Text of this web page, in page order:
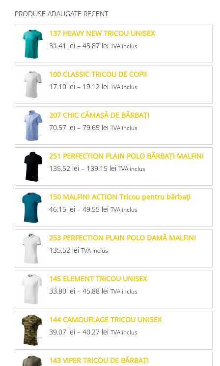
PRODUSE ADAUGATE RECENT
137 HEAVY NEW TRICOU UNISEX
31.41 lei – 45.87 lei TVA inclus
100 CLASSIC TRICOU DE COPII
17.10 lei – 19.12 lei TVA inclus
207 CHIC CĂMAŞĂ DE BĂRBAŢI
70.57 lei – 79.65 lei TVA inclus
251 PERFECTION PLAIN POLO BĂRBAŢI MALFINI
135.52 lei – 139.15 lei TVA inclus
150 MALFINI ACTION Tricou pentru bărbaţi
46.15 lei – 49.55 lei TVA inclus
253 PERFECTION PLAIN POLO DAMĂ MALFINI
135.52 lei TVA inclus
145 ELEMENT TRICOU UNISEX
33.80 lei – 45.88 lei TVA inclus
144 CAMOUFLAGE TRICOU UNISEX
39.07 lei – 40.27 lei TVA inclus
143 VIPER TRICOU DE BĂRBAŢI